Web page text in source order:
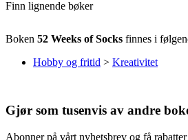
Finn lignende bøker
Boken 52 Weeks of Socks finnes i
Hobby og fritid > Kreativitet
Gjør som tusenvis av andre
Abonner på vårt nyhetsbrev og få